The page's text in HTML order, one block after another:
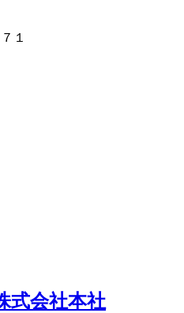
１
式会社本社